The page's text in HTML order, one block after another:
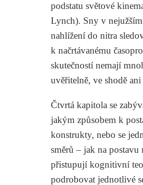
podstatu světové
Lynch). Sny v
nahlížení do nitra
k načrtávanému
skutečností nemají
uvěřitelně, ve shodě
Čtvrtá kapitola se
jakým způsobem k
konstrukty, nebo se
směrů – jak na
přistupují kognitivní
podrobovat jednotlivé